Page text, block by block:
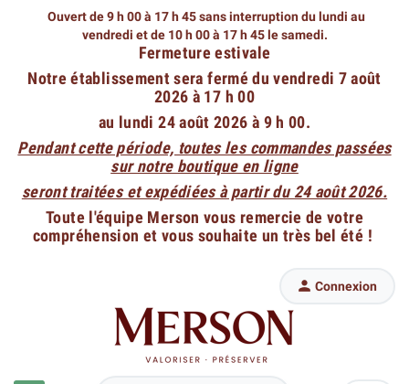
Ouvert de 9 h 00 à 17 h 45 sans interruption du lundi au
vendredi et de 10 h 00 à 17 h 45 le samedi.
Fermeture estivale
Notre établissement sera fermé du vendredi 7 août
2026 à 17 h 00
au lundi 24 août 2026 à 9 h 00.
Pendant cette période, toutes les commandes passées
sur notre boutique en ligne
seront traitées et expédiées à partir du 24 août 2026.
Toute l'équipe Merson vous remercie de votre
compréhension et vous souhaite un très bel été !
 Connexion